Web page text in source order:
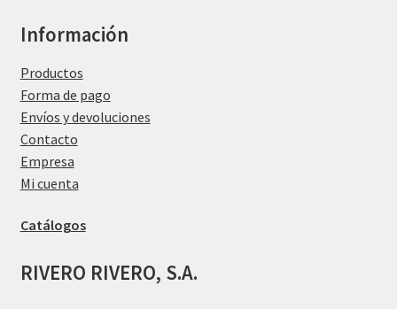
Información
Productos
Forma de pago
Envíos y devoluciones
Contacto
Empresa
Mi cuenta
Catálogos
RIVERO RIVERO, S.A.